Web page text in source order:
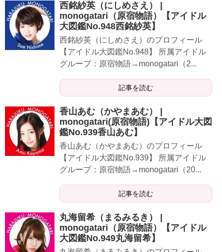
西銘紗英（にしめさえ） |
monogatari（原宿物語）【アイドル
大図鑑No.948西銘紗英】
​​​​​西銘紗英（にしめさえ）のプロフィール
【アイドル大図鑑No.948】 所属アイドル
グループ：原宿物語→monogatari（2...
記事を読む
​香山あむ（かやまあむ） |
monogatari(原宿物語)【アイドル大図
鑑No.939香山あむ】
​​​​香山あむ（かやまあむ）のプロフィール
【アイドル大図鑑No.939】 所属アイドル
グループ：原宿物語→monogatari（20...
記事を読む
丸海留希（まるみるき） |
monogatari（原宿物語）【アイドル
大図鑑No.949丸海留希】